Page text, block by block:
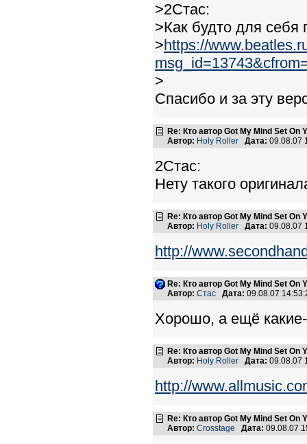
>2Стас:
>Как будто для себя
>https://
>
Спасибо и за эту
Re: Кто автор Got My Mind Set On
Автор: Holy Roller Дата:
2Стас:
Нету такого
Re: Кто автор Got My Mind Set On
Автор: Holy Roller Дата:
http://
Re: Кто автор Got My Mind Set On
Автор: Стас Дата: 09.08.07
Хорошо, а ещё
Re: Кто автор Got My Mind Set On
Автор: Holy Roller Дата:
http://
Re: Кто автор Got My Mind Set On
Автор: Crosstage Дата: 09.08.07